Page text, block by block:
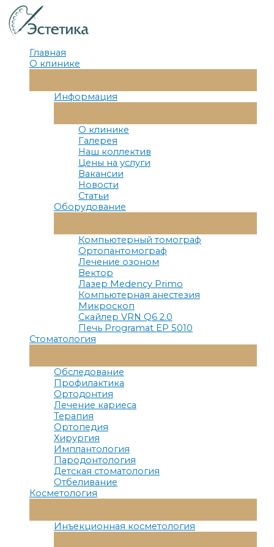
Перейти
к
содержимому
Главная
О клинике
Меню
Информация
Меню
О клинике
Галерея
Наш коллектив
Цены на услуги
Вакансии
Новости
Статьи
Оборудование
Меню
Компьютерный томограф
Ортопантомограф
Лечение озоном
Вектор
Лазер Medency Primo
Компьютерная анестезия
Микроскоп
Скайлер VRN Q6 2.0
Печь Programat EP 5010
Стоматология
Меню
Обследование
Профилактика
Ортодонтия
Лечение кариеса
Терапия
Ортопедия
Хирургия
Имплантология
Пародонтология
Детская стоматология
Отбеливание
Косметология
Меню
Инъекционная косметология